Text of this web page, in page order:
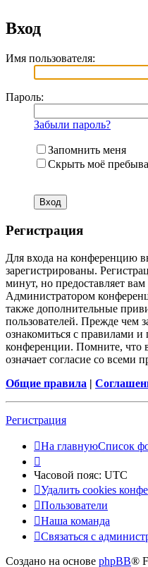
Вход
Имя пользователя:
Пароль:
Забыли пароль?
Запомнить меня
Скрыть моё
Регистрация
Для входа на конференцию
зарегистрированы.
минут, но предоставляет
Администратором
также дополнительные
пользователей. Прежде чем
ознакомиться с правилами
конференции. Помните, что
означает согласие со всеми
Общие правила |
Регистрация
На главнуюСписок
Часовой пояс: UTC
Удалить cookies
Пользователи
Наша команда
Связаться с
Создано на основе phpBB®